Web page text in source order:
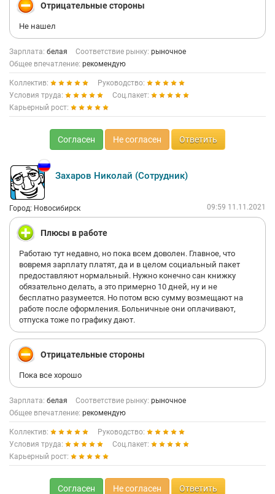
Отрицательные стороны
Не нашел
Зарплата: белая Соответствие рынку: рыночное
Общее впечатление: рекомендую
Коллектив:
Руководство:
Условия труда:
Соц.пакет:
Карьерный рост:
Согласен Не согласен Ответить
Захаров Николай (Сотрудник)
Город: Новосибирск 09:59 11.11.2021
Плюсы в работе
Работаю тут недавно, но пока всем доволен. Главное, что
вовремя зарплату платят, да и в целом социальный пакет
предоставляют нормальный. Нужно конечно сан книжку
обязательно делать, а это примерно 10 дней, ну и не
бесплатно разумеется. Но потом всю сумму возмещают на
работе после оформления. Больничные они оплачивают,
отпуска тоже по графику дают.
Отрицательные стороны
Пока все хорошо
Зарплата: белая Соответствие рынку: рыночное
Общее впечатление: рекомендую
Коллектив:
Руководство:
Условия труда:
Соц.пакет:
Карьерный рост:
Согласен Не согласен Ответить